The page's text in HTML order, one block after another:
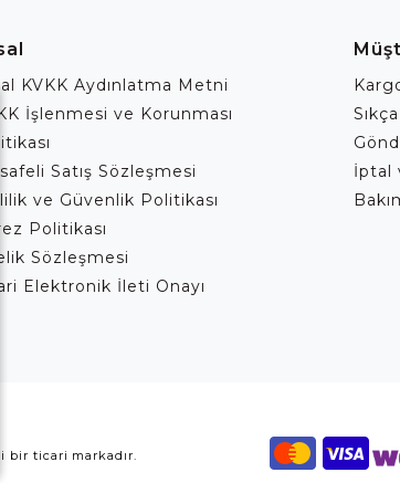
KVKK Aydınlatma Metni
İşlenmesi ve Korunması
Satış Sözleşmesi
ve Güvenlik Politikası
Politikası
Sözleşmesi
Elektronik İleti Onayı
İptal
bir ticari markadır.